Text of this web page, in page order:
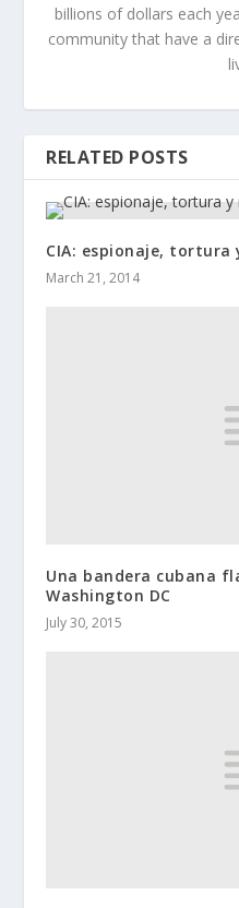
billions of dollars each
community that have a
RELATED POSTS
CIA: espionaje, tortura
March 21, 2014
Una bandera cubana
Washington DC
July 30, 2015